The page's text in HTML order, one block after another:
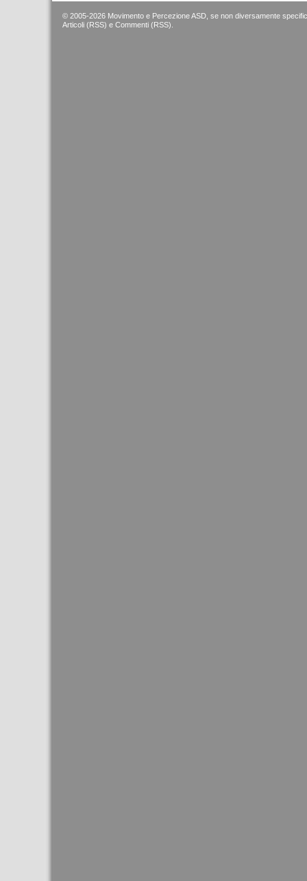
© 2005-2026 Movimento e Percezione ASD, se non diversamente
Articoli (RSS) e Commenti (RSS)